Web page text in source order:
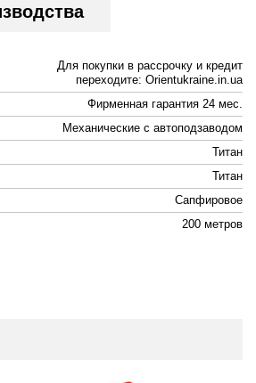
Для покупки в рассрочку и кредит
переходите: Orientukraine.in.ua
Фирменная гарантия 24 мес.
Механические с автоподзаводом
Титан
Титан
Сапфировое
200 метров